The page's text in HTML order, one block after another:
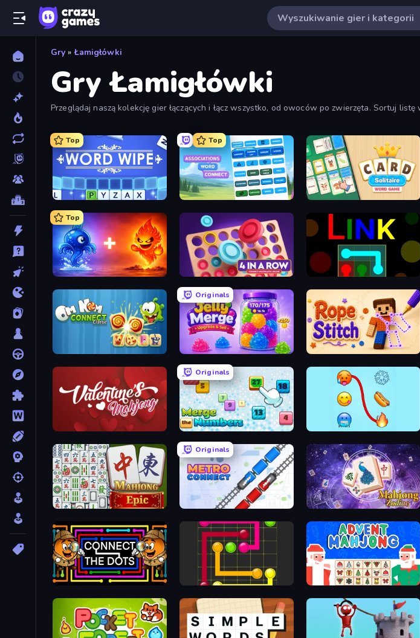
Gry » Łamigłówki
Gry Łamigłówki
Przeglądaj naszą kolekcję gier łączących i łącz wszystko, od owoców po zwierzęta. Sortuj
Top
Word Wipe
Top
Associations - Word Connect Card Solitaire: Word Game
Top
Elemental Monsters: Merge Connect 4 Online Multiplayer Link
Om Nom Connect Classic
Originals
Jelly Merge: Upgrade & Sell Rope Stitch Puzzle
Valentine Mahjong
Originals
Merge the Numbers Emoji Puzzle!
Mahjong Epic
Originals
Metro Connect Mahjong Solitaire Zodiac
Connect the Dots – Relaxing Puzzle Flow Mania Advent Mahjong